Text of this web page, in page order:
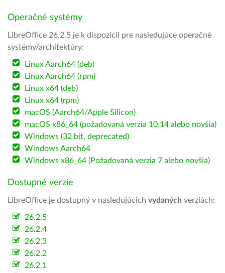
Operačné systémy
LibreOffice 26.2.5 je k dispozícii pre nasledujúce operačné
systémy/architektúry:
Linux Aarch64 (deb)
Linux Aarch64 (rpm)
Linux x64 (deb)
Linux x64 (rpm)
macOS (Aarch64/Apple Silicon)
macOS x86_64 (požadovaná verzia 10.14 alebo novšia)
Windows (32 bit, deprecated)
Windows Aarch64
Windows x86_64 (Požadovaná verzia 7 alebo novšia)
Dostupné verzie
LibreOffice je dostupný v nasledujúcich vydaných verziách:
26.2.5
26.2.4
26.2.3
26.2.2
26.2.1